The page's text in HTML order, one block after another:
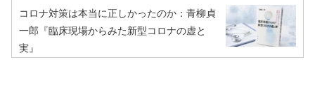
コロナ対策は本当に正しかったのか：青柳貞
一郎『臨床現場からみた新型コロナの虚と
実』